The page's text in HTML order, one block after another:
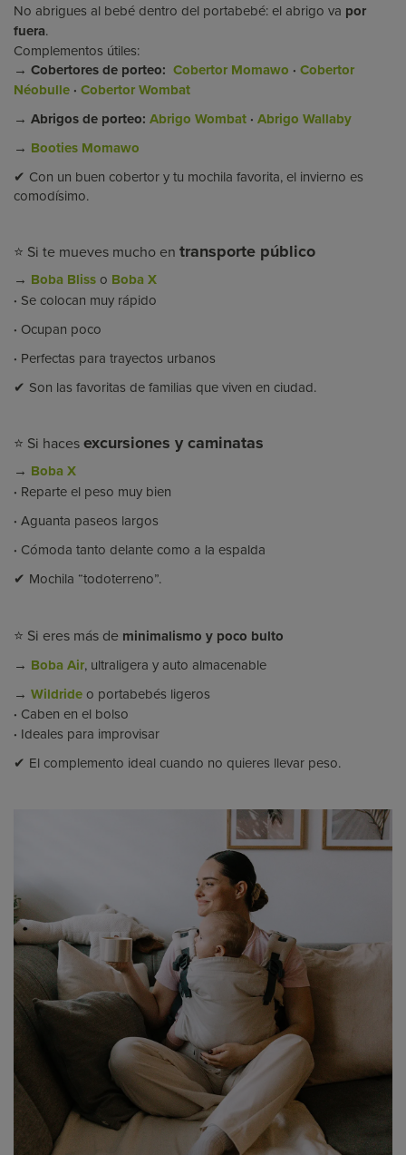
No abrigues al bebé dentro del portabebé: el abrigo va por
fuera.
Complementos útiles:
→ Cobertores de porteo: Cobertor Momawo · Cobertor
Néobulle · Cobertor Wombat
→ Abrigos de porteo: Abrigo Wombat · Abrigo Wallaby
→ Booties Momawo
✔ Con un buen cobertor y tu mochila favorita, el invierno es
comodísimo.
⭐ Si te mueves mucho en transporte público
→ Boba Bliss o Boba X
· Se colocan muy rápido
· Ocupan poco
· Perfectas para trayectos urbanos
✔ Son las favoritas de familias que viven en ciudad.
⭐ Si hacesexcursiones y caminatas
→ Boba X
· Reparte el peso muy bien
· Aguanta paseos largos
· Cómoda tanto delante como a la espalda
✔ Mochila “todoterreno”.
⭐ Si eres más de minimalismo y poco bulto
→ Boba Air, ultraligera y auto almacenable
→ Wildride o portabebés ligeros
· Caben en el bolso
· Ideales para improvisar
✔ El complemento ideal cuando no quieres llevar peso.